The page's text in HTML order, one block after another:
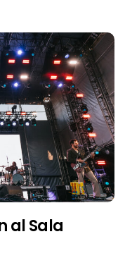
al Sala